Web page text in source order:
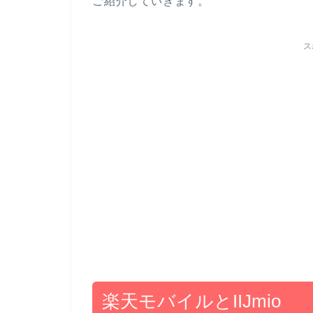
楽天モバイルとIIJmio